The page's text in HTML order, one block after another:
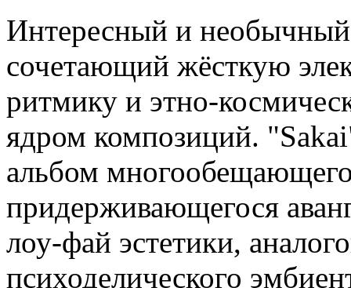
Интересный и необычный
сочетающий жёсткую
ритмику и этно-
ядром композиций.
альбом многообещающего
придерживающегося
лоу-фай эстетики,
психоделического